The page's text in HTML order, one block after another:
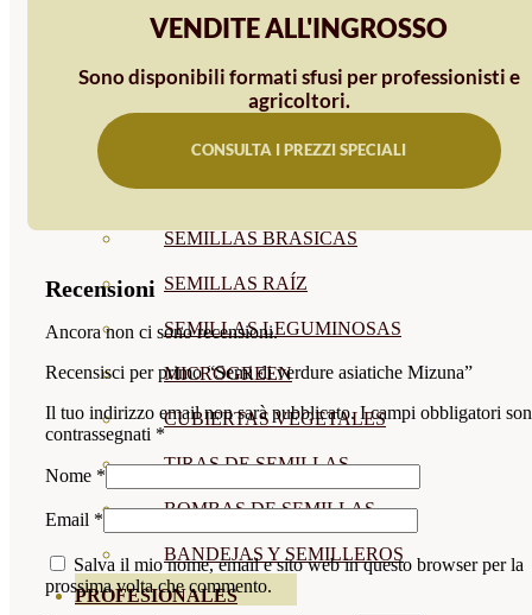
SEMILLAS FLORES
COMESTIBLES
SEMILLAS TRADICIONALES
SEMILLAS BRASICAS
SEMILLAS RAÍZ
SEMILLAS LEGUMINOSAS
MICROGREEN
CUBIERTAS VEGETALES
TIRAS DE SEMILLAS
BOMBAS DE SEMILLAS
BANDEJAS Y SEMILLEROS
PROFESIONALES
VENDITE ALL'INGROSSO
Sono disponibili formati sfusi per professionisti e
agricoltori.
CONSULTA I PREZZI SPECIALI
Recensioni
Ancora non ci sono recensioni.
Recensisci per primo “Semi di verdure asiatiche Mizuna”
Il tuo indirizzo email non sarà pubblicato. I campi obbligatori
contrassegnati *
Nome *
Email *
Salva il mio nome, email e sito web in questo browser per la
prossima volta che commento.